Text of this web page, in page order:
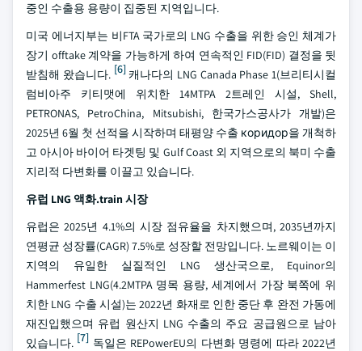
중인 수출용 용량이 집중된 지역입니다.
미국 에너지부는 비FTA 국가로의 LNG 수출을 위한 승인 체계가
장기 offtake 계약을 가능하게 하여 연속적인 FID(FID) 결정을 뒷
받침해 왔습니다. [6]캐나다의 LNG Canada Phase 1(브리티시컬
럼비아주 키티맷에 위치한 14MTPA 2트레인 시설, Shell,
PETRONAS, PetroChina, Mitsubishi, 한국가스공사가 개발)은
2025년 6월 첫 선적을 시작하며 태평양 수출 коридор을 개척하
고 아시아 바이어 타겟팅 및 Gulf Coast 외 지역으로의 북미 수출
지리적 다변화를 이끌고 있습니다.
유럽 LNG 액화.train 시장
유럽은 2025년 4.1%의 시장 점유율을 차지했으며, 2035년까지
연평균 성장률(CAGR) 7.5%로 성장할 전망입니다. 노르웨이는 이
지역의 유일한 실질적인 LNG 생산국으로, Equinor의
Hammerfest LNG(4.2MTPA 명목 용량, 세계에서 가장 북쪽에 위
치한 LNG 수출 시설)는 2022년 화재로 인한 중단 후 완전 가동에
재진입했으며 유럽 원산지 LNG 수출의 주요 공급원으로 남아
있습니다. [7] 독일은 REPowerEU의 다변화 명령에 따라 2022년